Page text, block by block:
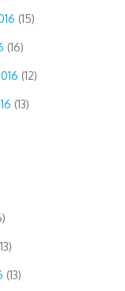
(15)
(16)
(12)
(13)
(13)